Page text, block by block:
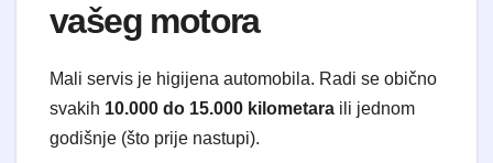
vašeg motora
​Mali servis je higijena automobila. Radi se obično
svakih 10.000 do 15.000 kilometara ili jednom
godišnje (što prije nastupi).